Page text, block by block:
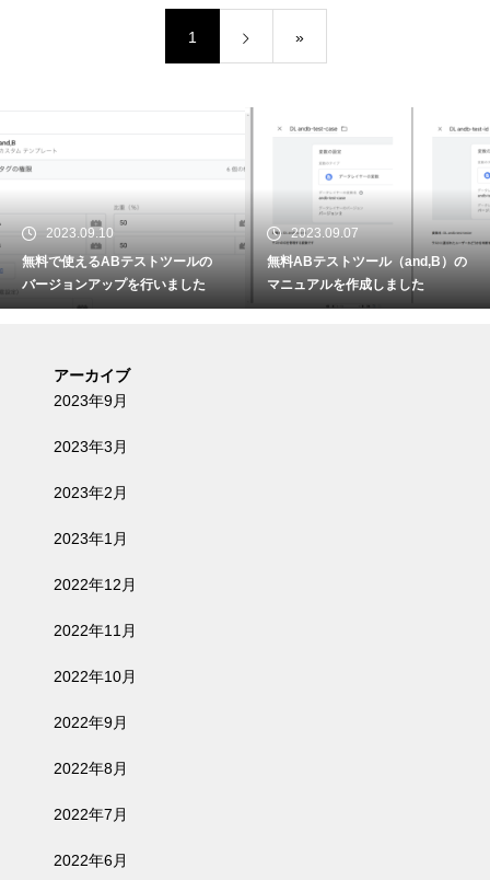
1 »
2023.09.10
無料で使えるABテストツールの
バージョンアップを行いました
2023.09.07
無料ABテストツール（and,B）の
マニュアルを作成しました
アーカイブ
2023年9月
2023年3月
2023年2月
2023年1月
2022年12月
2022年11月
2022年10月
2022年9月
2022年8月
2022年7月
2022年6月